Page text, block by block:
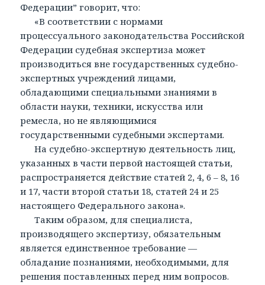
Федерации” говорит, что:
«В соответствии с нормами
процессуального законодательства Российской
Федерации судебная экспертиза может
производиться вне государственных судебно-
экспертных учреждений лицами,
обладающими специальными знаниями в
области науки, техники, искусства или
ремесла, но не являющимися
государственными судебными экспертами.
На судебно-экспертную деятельность лиц,
указанных в части первой настоящей статьи,
распространяется действие статей 2, 4, 6 – 8, 16
и 17, части второй статьи 18, статей 24 и 25
настоящего Федерального закона».
Таким образом, для специалиста,
производящего экспертизу, обязательным
является единственное требование —
обладание познаниями, необходимыми, для
решения поставленных перед ним вопросов.